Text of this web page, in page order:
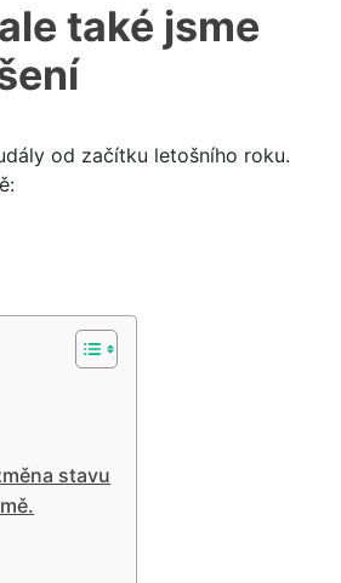
také jsme
od začítku letošního roku.
stavu